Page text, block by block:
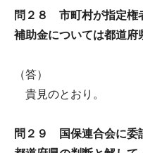
問２８ 市町村が指定権
補助金については都道府
（答）
貴見のとおり。
問２９ 国保連合会に委